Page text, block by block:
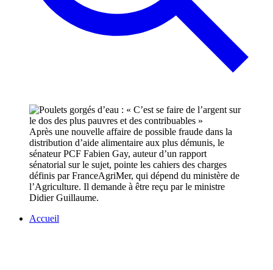
Après une nouvelle affaire de possible fraude dans la
distribution d’aide alimentaire aux plus démunis, le
sénateur PCF Fabien Gay, auteur d’un rapport
sénatorial sur le sujet, pointe les cahiers des charges
définis par FranceAgriMer, qui dépend du ministère de
l’Agriculture. Il demande à être reçu par le ministre
Didier Guillaume.
Accueil